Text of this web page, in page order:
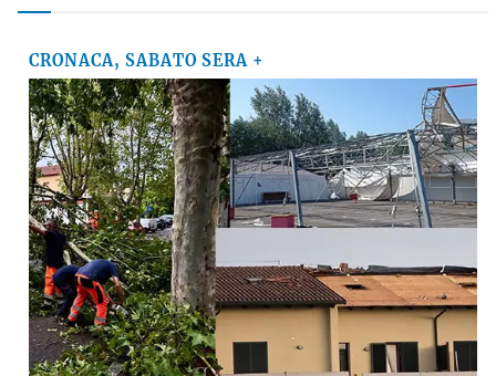
CRONACA, SABATO SERA +